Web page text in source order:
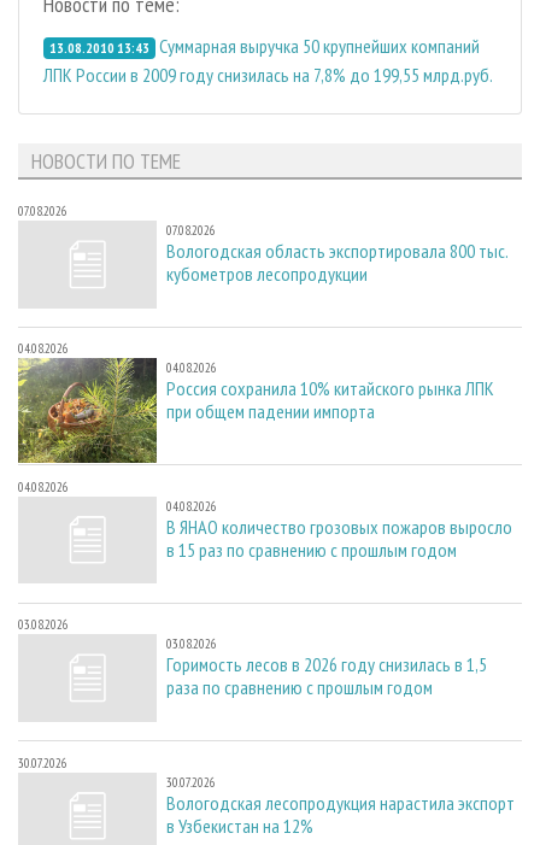
13.08.2010 13:43 Суммарная выручка 50 крупнейших компаний
ЛПК России в 2009 году снизилась на 7,8% до 199,55 млрд.руб.
НОВОСТИ ПО ТЕМЕ
07.08.2026
07.08.2026
Вологодская область экспортировала 800 тыс.
кубометров лесопродукции
04.08.2026
04.08.2026
Россия сохранила 10% китайского рынка ЛПК
при общем падении импорта
04.08.2026
04.08.2026
В ЯНАО количество грозовых пожаров выросло
в 15 раз по сравнению с прошлым годом
03.08.2026
03.08.2026
Горимость лесов в 2026 году снизилась в 1,5
раза по сравнению с прошлым годом
30.07.2026
30.07.2026
Вологодская лесопродукция нарастила экспорт
в Узбекистан на 12%